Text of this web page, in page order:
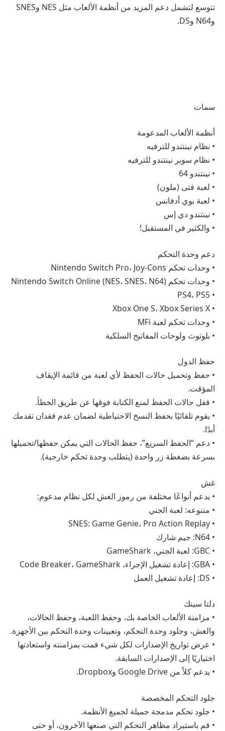
تتوسع لتشمل دعم المزيد من أنظمة الألعاب مثل NES وSNES
وN64 وDS.
سمات
أنظمة الألعاب المدعومة
• نظام نينتندو للترفيه
• نظام سوبر نينتندو للترفيه
• نينتندو 64
• لعبة فتى (ملون)
• لعبة بوي أدفانس
• نينتندو دي إس
• والكثير في المستقبل!
دعم وحدة التحكم
• وحدات تحكم Nintendo Switch Pro، Joy-Cons
• وحدات تحكم Nintendo Switch Online (NES، SNES، N64)
• PS4، PS5
• Xbox One S، Xbox Series X
• وحدات تحكم لعبة MFi
• بلوتوث ولوحات المفاتيح السلكية
حفظ الدول
• حفظ وتحميل حالات الحفظ لأي لعبة من قائمة الإيقاف
المؤقت.
• قفل حالات الحفظ لمنع الكتابة فوقها عن طريق الخطأ.
• يقوم تلقائيًا بحفظ النسخ الاحتياطية لضمان عدم فقدان تقدمك
أبدًا.
• دعم “الحفظ السريع”، حفظ الحالات التي يمكن حفظها/تحميلها
بسرعة بضغطة زر واحدة (يتطلب وحدة تحكم خارجية).
غش
• يدعم أنواعًا مختلفة من رموز الغش لكل نظام مدعوم:
• متنوعه: لعبة الجني
• SNES: Game Genie، Pro Action Replay
• N64: جيم شارك
• GBC: لعبة الجني، GameShark
• GBA: إعادة تشغيل الإجراء، Code Breaker، GameShark
• DS: إعادة تشغيل العمل
دلتا سينك
• مزامنة الألعاب الخاصة بك، وحفظ اللعبة، وحفظ الحالات،
والغش، وجلود وحدة التحكم، وتعيينات وحدة التحكم بين الأجهزة.
• عرض تواريخ الإصدارات لكل شيء قمت بمزامنته واستعادتها
اختياريًا إلى الإصدارات السابقة.
• يدعم كلاً من Google Drive وDropbox.
جلود التحكم المخصصة
• جلود تحكم مدمجة جميلة لجميع الأنظمة.
• قم باستيراد مظاهر التحكم التي صنعها الآخرون، أو حتى